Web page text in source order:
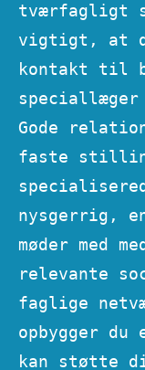
tværfagligt
vigtigt, at
kontakt til
speciallæger
Gode
faste
nysgerrig,
møder med
relevante
faglige
opbygger
kan støtte